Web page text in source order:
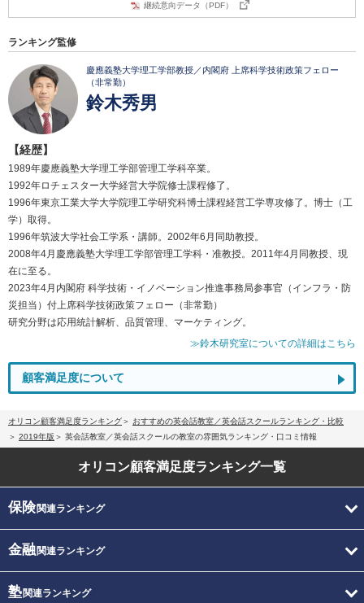
継続意向データ（PDF）
ランキング監修
慶應義塾大学理工学部教授／内閣府 上席科学技術政策フェロー
（非常勤）
鈴木秀男
【経歴】
1989年慶應義塾大学理工学部管理工学科卒業。
1992年ロチェスター大学経営大学院修士課程修了。
1996年東京工業大学大学院理工学研究科博士課程経営工学専攻修了。博士（工
学）取得。
1996年筑波大学社会工学系・講師。2002年6月同助教授。
2008年4月慶應義塾大学理工学部管理工学科・准教授。2011年4月同教授、現
在に至る。
2023年4月内閣府 科学技術・イノベーション推進事務局参事官（インフラ・防
災担当）付上席科学技術政策フェロー（非常勤）
研究分野は応用統計解析、品質管理、マーケティング。
≫鈴木研究室についての詳細はこちら
顧客満足度について
オリコン顧客満足度ランキング
おすすめの英会話教室／英会話スクールランキング・比較
2019年版
英会話教室／英会話スクールの教室の雰囲気ランキング・口コミ情報
オリコン顧客満足度ランキング一覧
保険関連ランキング
金融関連ランキング
塾関連ランキング